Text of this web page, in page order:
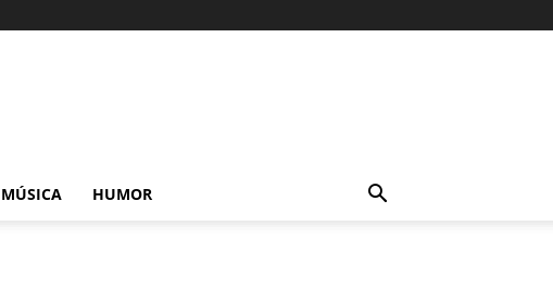
MÚSICA HUMOR